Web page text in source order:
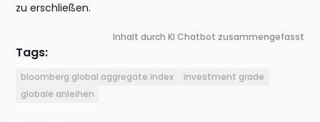
zu erschließen.
Inhalt durch KI Chatbot zusammengefasst
Tags:
bloomberg global aggregate index
investment grade
globale anleihen